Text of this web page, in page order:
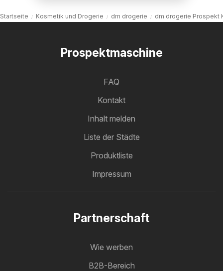
Startseite Kosmetik und Drogerie dm drogerie dm drogerie Prospekt
Prospektmaschine
FAQ
Kontakt
Inhalt melden
Liste der Städte
Produktliste
Impressum
Partnerschaft
Wie werben
B2B-Bereich